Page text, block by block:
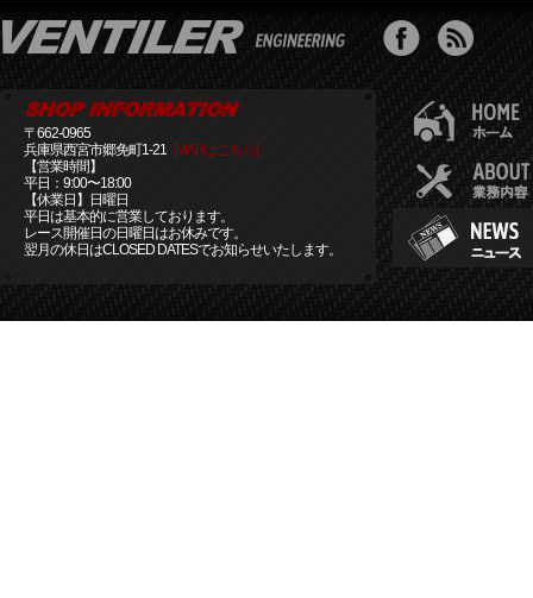
〒662-0965
兵庫県西宮市郷免町1-21 [MAPはこちら]
【営業時間】
平日：9:00〜18:00
【休業日】日曜日
平日は基本的に営業しております。
レース開催日の日曜日はお休みです。
翌月の休日はCLOSED DATESでお知らせいたします。